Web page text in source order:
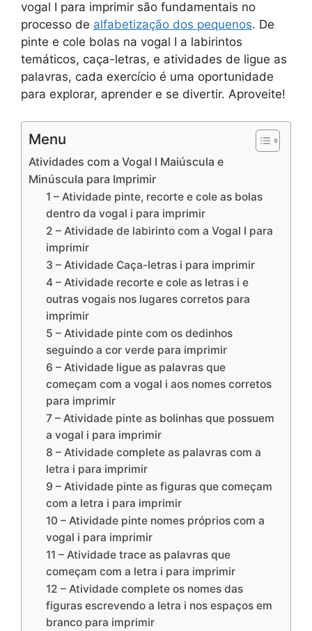
vogal I para imprimir são fundamentais no
processo de alfabetização dos pequenos. De
pinte e cole bolas na vogal I a labirintos
temáticos, caça-letras, e atividades de ligue as
palavras, cada exercício é uma oportunidade
para explorar, aprender e se divertir. Aproveite!
Menu
Atividades com a Vogal I Maiúscula e
Minúscula para Imprimir
1 – Atividade pinte, recorte e cole as bolas
dentro da vogal i para imprimir
2 – Atividade de labirinto com a Vogal I para
imprimir
3 – Atividade Caça-letras i para imprimir
4 – Atividade recorte e cole as letras i e
outras vogais nos lugares corretos para
imprimir
5 – Atividade pinte com os dedinhos
seguindo a cor verde para imprimir
6 – Atividade ligue as palavras que
começam com a vogal i aos nomes corretos
para imprimir
7 – Atividade pinte as bolinhas que possuem
a vogal i para imprimir
8 – Atividade complete as palavras com a
letra i para imprimir
9 – Atividade pinte as figuras que começam
com a letra i para imprimir
10 – Atividade pinte nomes próprios com a
vogal i para imprimir
11 – Atividade trace as palavras que
começam com a letra i para imprimir
12 – Atividade complete os nomes das
figuras escrevendo a letra i nos espaços em
branco para imprimir